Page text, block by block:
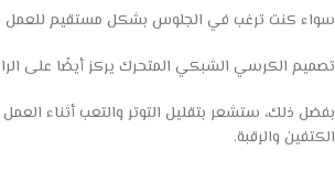
سواء كنت ترغب في الجلوس بشكل مستقيم للعمل
تصميم الكرسي الشبكي المتحرك يركز أيضًا على
بفضل ذلك، ستشعر بتقليل التوتر والتعب أثناء
الكتفين والرقبة.